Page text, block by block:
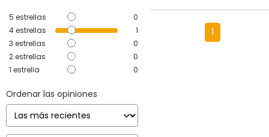
5 estrellas
0
4estrellas
1
3 estrellas
0
2estrellas
0
1 estrella 0
Ordenar las opiniones
1